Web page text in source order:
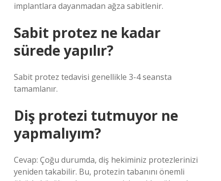
implantlara dayanmadan ağza sabitlenir.
Sabit protez ne kadar
sürede yapılır?
Sabit protez tedavisi genellikle 3-4 seansta
tamamlanır.
Diş protezi tutmuyor ne
yapmalıyım?
Cevap: Çoğu durumda, diş hekiminiz protezlerinizi
yeniden takabilir. Bu, protezin tabanını önemli